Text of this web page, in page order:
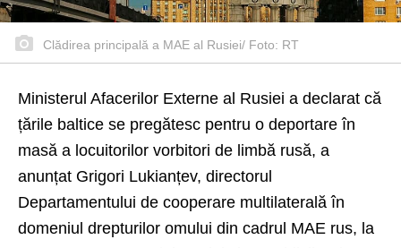
Clădirea principală a MAE al Rusiei/ Foto: RT
Ministerul Afacerilor Externe al Rusiei a declarat că
țările baltice se pregătesc pentru o deportare în
masă a locuitorilor vorbitori de limbă rusă, a
anunțat Grigori Lukianțev, directorul
Departamentului de cooperare multilaterală în
domeniul drepturilor omului din cadrul MAE rus, la